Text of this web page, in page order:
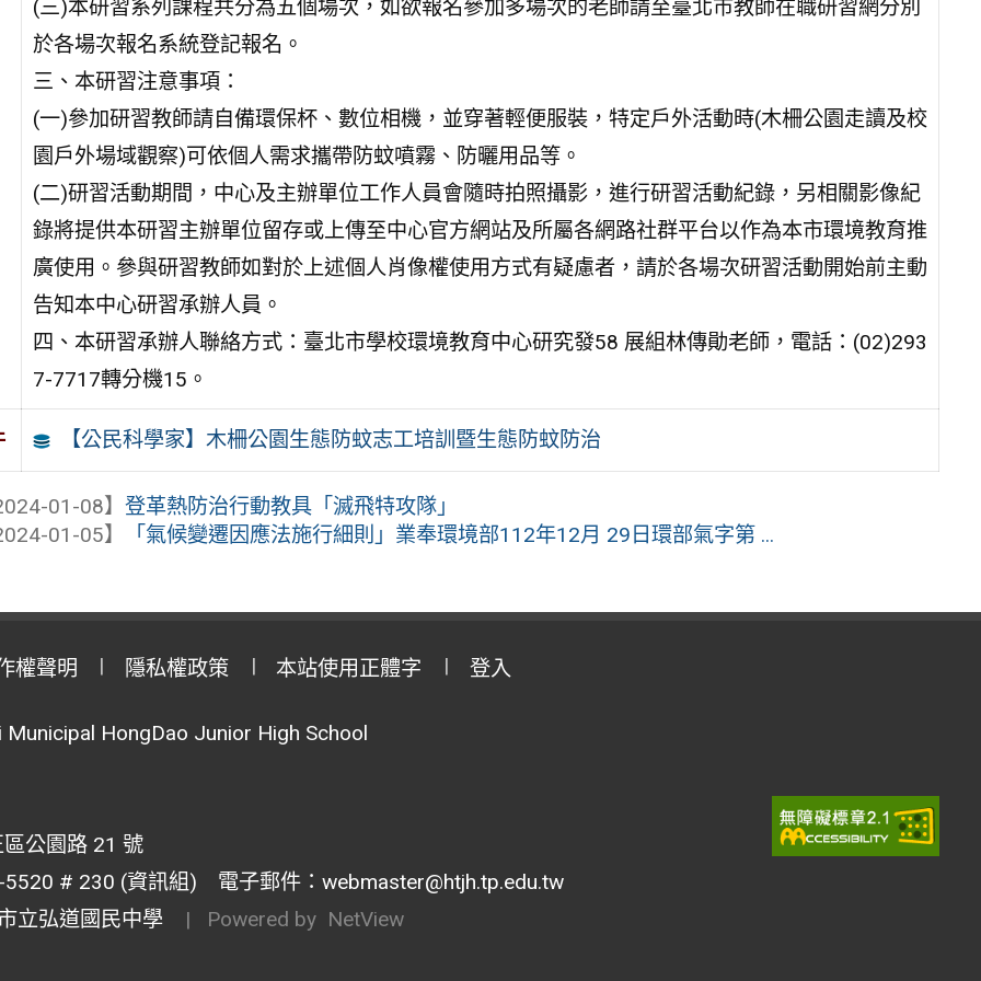
(三)本研習系列課程共分為五個場次，如欲報名參加多場次的老師請至臺北市教師在職研習網分別
於各場次報名系統登記報名。
三、本研習注意事項：
(一)參加研習教師請自備環保杯、數位相機，並穿著輕便服裝，特定戶外活動時(木柵公園走讀及校
園戶外場域觀察)可依個人需求攜帶防蚊噴霧、防曬用品等。
(二)研習活動期間，中心及主辦單位工作人員會隨時拍照攝影，進行研習活動紀錄，另相關影像紀
錄將提供本研習主辦單位留存或上傳至中心官方網站及所屬各網路社群平台以作為本市環境教育推
廣使用。參與研習教師如對於上述個人肖像權使用方式有疑慮者，請於各場次研習活動開始前主動
告知本中心研習承辦人員。
四、本研習承辦人聯絡方式：臺北市學校環境教育中心研究發58 展組林傳勛老師，電話：(02)293
7-7717轉分機15。
【公民科學家】木柵公園生態防蚊志工培訓暨生態防蚊防治
01-08】登革熱防治行動教具「滅飛特攻隊」
01-05】
「氣候變遷因應法施行細則」業奉環境部112年12月 29日環部氣字第 ...
權聲明 隱私權政策 本站使用正體字 登入
HongDao Junior High School
公園路 21 號
# 230 (資訊組) 電子郵件：webmaster@htjh.tp.edu.tw
立弘道國民中學
| Powered by NetView